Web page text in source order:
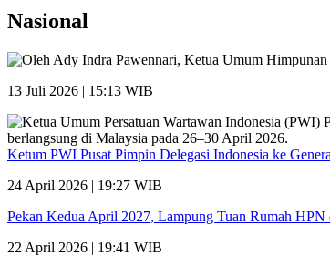
Nasional
13 Juli 2026 | 15:13 WIB
Ketum PWI Pusat Pimpin Delegasi Indonesia ke
24 April 2026 | 19:27 WIB
Pekan Kedua April 2027, Lampung Tuan Rumah HPN
22 April 2026 | 19:41 WIB